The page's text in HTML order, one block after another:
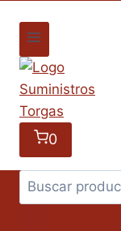
0
Búsqueda
de